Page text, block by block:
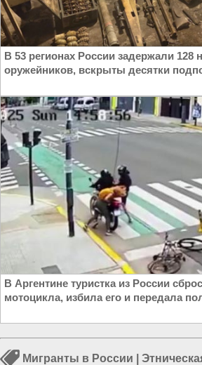
В 53 регионах России задержали 128
оружейников, вскрыты десятки
В Аргентине туристка из России
мотоцикла, избила его и передала
Мигранты в России